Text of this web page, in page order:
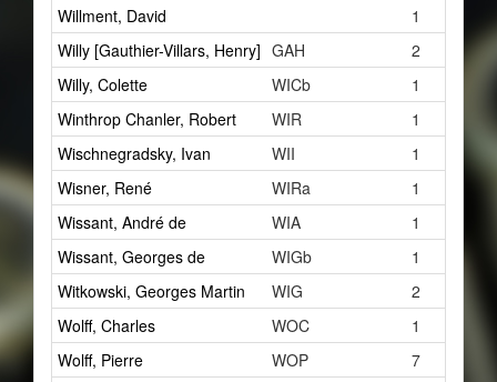
Willment, David
1
Willy [Gauthier-Villars, Henry] GAH
2
Willy, Colette
WICb
1
Winthrop Chanler, Robert
WIR
1
Wischnegradsky, Ivan
WII
1
Wisner, René
WIRa
1
Wissant, André de
WIA
1
Wissant, Georges de
WIGb
1
Witkowski, Georges Martin
WIG
2
Wolff, Charles
WOC
1
Wolff, Pierre
WOP
7